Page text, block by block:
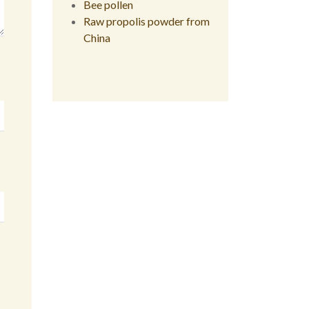
Bee pollen
Raw propolis powder from
China